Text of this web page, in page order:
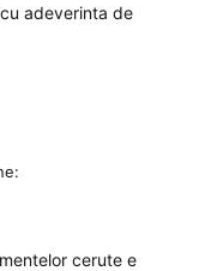
adeverinta de
cerute e